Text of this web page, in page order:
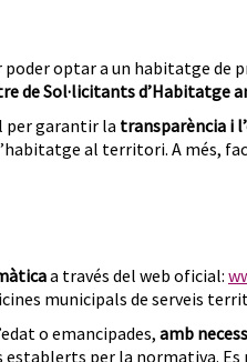
poder optar a un habitatge
de Sol·licitants d’Habitatge
per garantir la transparència i
al territori. A més,
a través del web oficial:
municipals de serveis
o emancipades, amb
establerts per la normativa.